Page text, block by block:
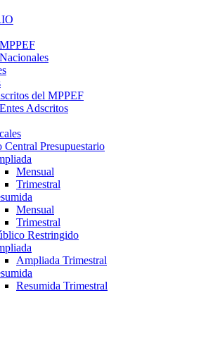
del MPPEF
Adscritos
Central Presupuestario
Mensual
Trimestral
Mensual
Trimestral
Restringido
Ampliada Trimestral
Resumida Trimestral